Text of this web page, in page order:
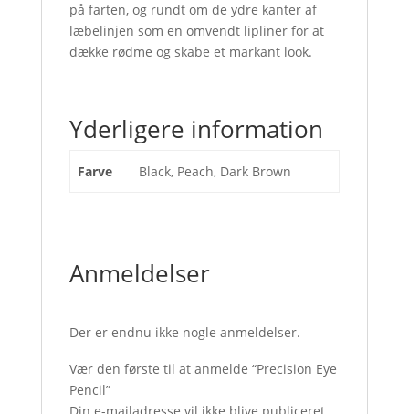
på farten, og rundt om de ydre kanter af
læbelinjen som en omvendt lipliner for at
dække rødme og skabe et markant look.
Yderligere information
Farve Black, Peach, Dark Brown
Anmeldelser
Der er endnu ikke nogle anmeldelser.
Vær den første til at anmelde “Precision Eye
Pencil”